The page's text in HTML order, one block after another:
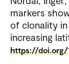
markers
of clonality
increasing
https://doi.org/